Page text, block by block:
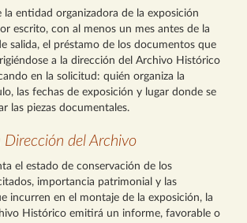
la entidad organizadora de la exposición
escrito, con al menos un mes antes de la
salida, el préstamo de los documentos que
a la dirección del Archivo Histórico
en la solicitud: quién organiza la
las fechas de exposición y lugar donde se
las piezas documentales.
del Archivo
el estado de conservación de los
importancia patrimonial y las
incurren en el montaje de la exposición, la
Histórico emitirá un informe, favorable o